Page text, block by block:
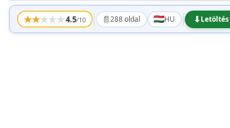
★★★★★4.5/10 📄288 oldal HU ⬇Letöltés